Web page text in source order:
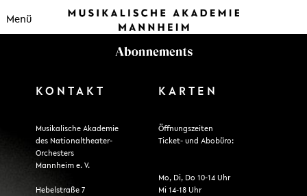
Menü
KONTAKT
Musikalische Akademie
des Nationaltheater-
Orchesters
Mannheim e. V.
Hebelstraße 7
KARTEN
Öffnungszeiten
Ticket- und Abobüro:
Mo, Di, Do 10-14 Uhr
Mi 14-18 Uhr